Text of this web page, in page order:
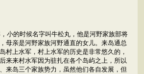
小的时候名字叫牛松丸，他是河野家族部将
母亲是河野家族河野通直的女儿。来岛通总
村上水军，村上水军的历史是非常悠久的，
来来村水军因为驻扎在各个岛屿之上，所以
来岛三个家族势力，虽然他们各自发展，但